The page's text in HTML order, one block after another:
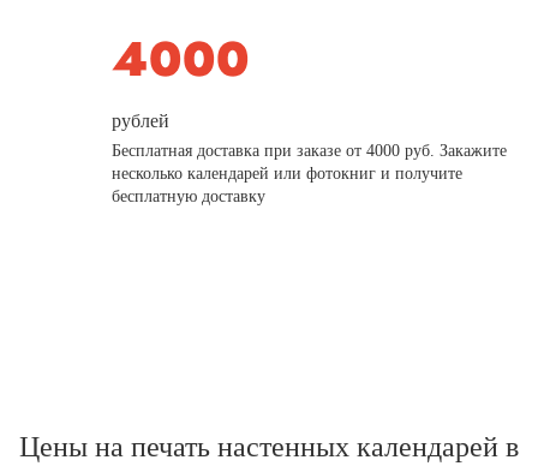
рублей
Бесплатная доставка при заказе от 4000 руб. Закажите
несколько календарей или фотокниг и получите
бесплатную доставку
Цены на печать настенных календарей в